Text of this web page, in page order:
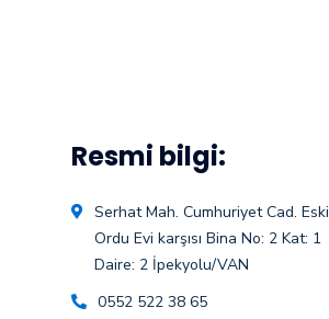
Resmi bilgi:
Serhat Mah. Cumhuriyet Cad. Eski
Ordu Evi karşısı Bina No: 2 Kat: 1
Daire: 2 İpekyolu/VAN
0552 522 38 65